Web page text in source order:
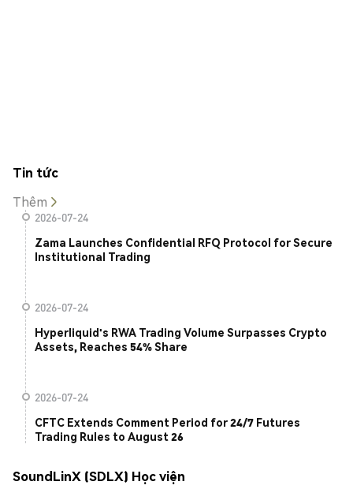
Tin tức
Thêm
2026-07-24
Zama Launches Confidential RFQ Protocol for Secure
Institutional Trading
2026-07-24
Hyperliquid's RWA Trading Volume Surpasses Crypto
Assets, Reaches 54% Share
2026-07-24
CFTC Extends Comment Period for 24/7 Futures
Trading Rules to August 26
SoundLinX (SDLX) Học viện